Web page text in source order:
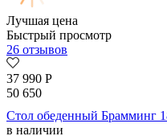
Лучшая цена
Быстрый просмотр
26 отзывов
37 990 Р
50 650
Стол обеденный Брамминг
в наличии